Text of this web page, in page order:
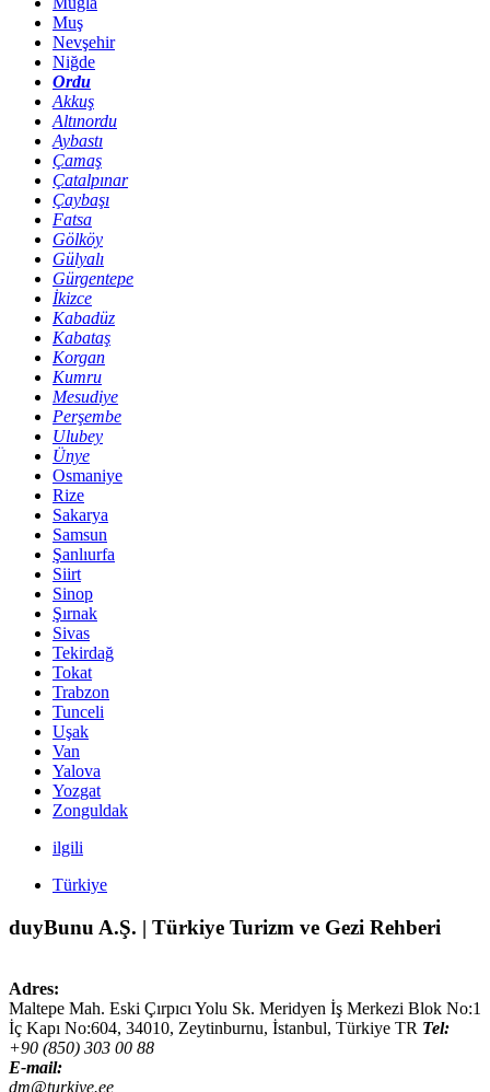
Muş
Nevşehir
Niğde
Ordu
Akkuş
Altınordu
Aybastı
Çamaş
Çatalpınar
Çaybaşı
Fatsa
Gölköy
Gülyalı
Gürgentepe
İkizce
Kabadüz
Kabataş
Korgan
Kumru
Mesudiye
Perşembe
Ulubey
Ünye
Osmaniye
Rize
Sakarya
Samsun
Şanlıurfa
Siirt
Sinop
Şırnak
Sivas
Tekirdağ
Tokat
Trabzon
Tunceli
Uşak
Van
Yalova
Yozgat
Zonguldak
ilgili
Türkiye
duyBunu A.Ş. | Türkiye Turizm ve Gezi Rehberi
Adres:
Maltepe Mah. Eski Çırpıcı Yolu Sk. Meridyen İş Merkezi Blok No:1
İç Kapı No:604, 34010, Zeytinburnu, İstanbul, Türkiye TR Tel:
+90 (850) 303 00 88
E-mail:
dm@turkiye.ee